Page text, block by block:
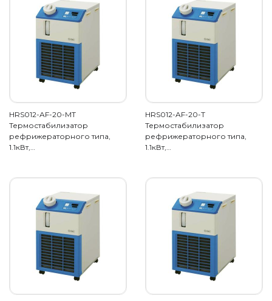
HRS012-AF-20-MT
Термостабилизатор
рефрижераторного типа,
1.1кВт,…
HRS012-AF-20-T
Термостабилизатор
рефрижераторного типа,
1.1кВт,…